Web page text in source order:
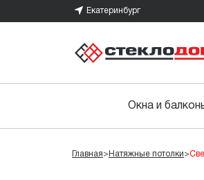
Екатеринбург
Окна и
Главная> Натяжные потолки>